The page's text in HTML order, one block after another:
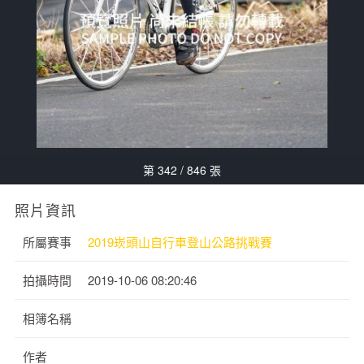
第 342 / 846 張
照片資訊
所屬賽事 2019崁頭山自行車登山公路挑戰賽
拍攝時間 2019-10-06 08:20:46
相簿名稱
作者